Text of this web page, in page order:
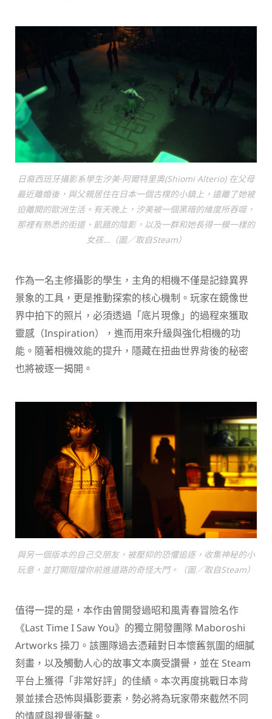
日裔西班牙攝影系學生汐美·阿爾特里奧(Shiomi Alterio) 在父母
最近離婚後，與父親居住在日本一個古樸的小鎮上，遠離了她被
迫離開的歐洲生活。有天晚上，汐美被一個黑暗的維度所吞噬，
那裡有熟悉的街道、飢餓的陰影，以及一群和她長得一模一樣的
女孩…（圖／取自Steam）
作為一名主修攝影的學生，主角的相機不僅是記錄異界
景象的工具，更是推動探索的核心機制。玩家在鏡像世
界中拍下的照片，必須透過「底片現像」的過程來獲取
靈感（Inspiration），進而用來升級與強化相機的功
能。隨著相機效能的提升，隱藏在扭曲世界背後的秘密
也將被逐一揭開。
與另一個版本的自己交朋友，被壓抑的恐懼追逐，收集神秘的小
玩意，並打開阻擋你前進道路的奇怪大門。（圖／取自Steam）
值得一提的是，本作由曾開發過昭和風青春冒險名作
《Last Time I Saw You》的獨立開發團隊 Maboroshi
Artworks 操刀。該團隊過去憑藉對日本懷舊氛圍的細膩
刻畫，以及觸動人心的故事文本廣受讚譽，並在 Steam
平台上獲得「非常好評」的佳績。本次再度挑戰日本背
景並揉合恐怖與攝影要素，勢必將為玩家帶來截然不同
的情感與視覺衝擊。